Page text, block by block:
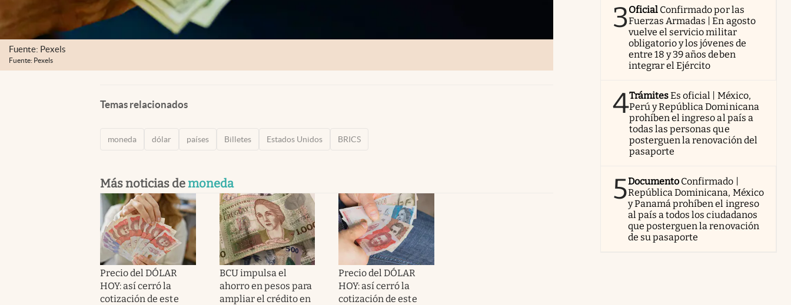
Fuente: Pexels
Fuente: Pexels
Temas relacionados
moneda dólar países Billetes Estados Unidos BRICS
Más noticias demoneda
Precio del DÓLAR
HOY: así cerró la
cotización de este
BCU impulsa el
ahorro en pesos para
ampliar el crédito en
Precio del DÓLAR
HOY: así cerró la
cotización de este
3Oficial Confirmado por las
Fuerzas Armadas | En agosto
vuelve el servicio militar
obligatorio y los jóvenes de
entre 18 y 39 años deben
integrar el Ejército
4TrámitesEs oficial | México,
Perú y República Dominicana
prohíben el ingreso al país a
todas las personas que
posterguen la renovación del
pasaporte
5Documento Confirmado |
República Dominicana, México
y Panamá prohíben el ingreso
al país a todos los ciudadanos
que posterguen la renovación
de su pasaporte